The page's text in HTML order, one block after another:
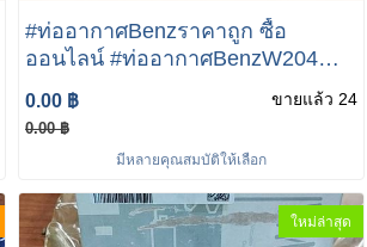
#ท่ออากาศBenzราคาถูก ซื้อ
ออนไลน์ #ท่ออากาศBenzW204
อากาศBenzW211 #ท่อหม้อกรอง
อากาศ (เครื่อง M271) W211
KOMPRESSOR เบอร์ A271 094
12 82
0.00 ฿
0.00 ฿
ขายแล้ว 24
มีหลายคุณสมบัติให้เลือก
ใหม่ล่าสุด